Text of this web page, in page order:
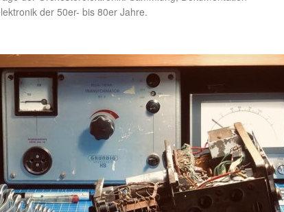
der 50er- bis 80er Jahre.